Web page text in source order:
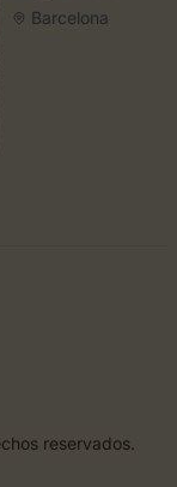
Barcelona
reservados.